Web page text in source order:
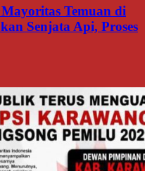
Temuan di
Senjata Api, Proses